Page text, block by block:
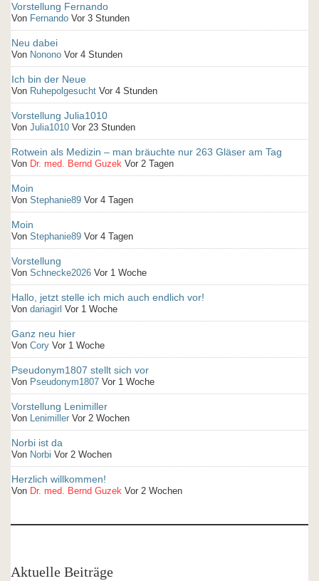
Vorstellung Fernando
Von Fernando Vor 3 Stunden
Neu dabei
Von Nonono Vor 4 Stunden
Ich bin der Neue
Von Ruhepolgesucht Vor 4 Stunden
Vorstellung Julia1010
Von Julia1010 Vor 23 Stunden
Rotwein als Medizin – man bräuchte nur 263 Gläser am Tag
Von Dr. med. Bernd Guzek Vor 2 Tagen
Moin
Von Stephanie89 Vor 4 Tagen
Moin
Von Stephanie89 Vor 4 Tagen
Vorstellung
Von Schnecke2026 Vor 1 Woche
Hallo, jetzt stelle ich mich auch endlich vor!
Von dariagirl Vor 1 Woche
Ganz neu hier
Von Cory Vor 1 Woche
Pseudonym1807 stellt sich vor
Von Pseudonym1807 Vor 1 Woche
Vorstellung Lenimiller
Von Lenimiller Vor 2 Wochen
Norbi ist da
Von Norbi Vor 2 Wochen
Herzlich willkommen!
Von Dr. med. Bernd Guzek Vor 2 Wochen
Aktuelle Beiträge